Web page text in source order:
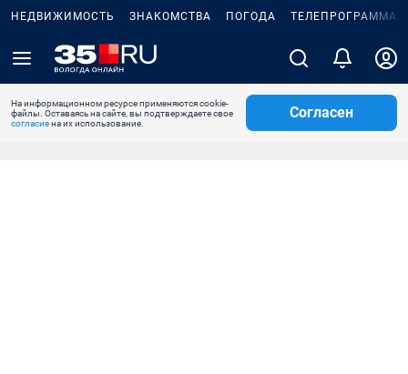
НЕДВИЖИМОСТЬ ЗНАКОМСТВА ПОГОДА ТЕЛЕПРОГРАММА
На информационном ресурсе применяются cookie-
файлы. Оставаясь на сайте, вы подтверждаете свое
согласиена их использование.
Согласен